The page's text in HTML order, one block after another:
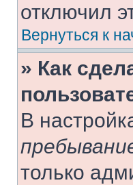
отключил
Вернуться к
» Как
В
только